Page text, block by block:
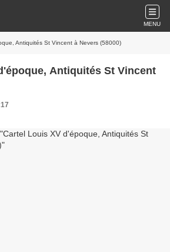
MENU
Antiquités St Vincent à Nevers (58000)
Antiquités St Vincent